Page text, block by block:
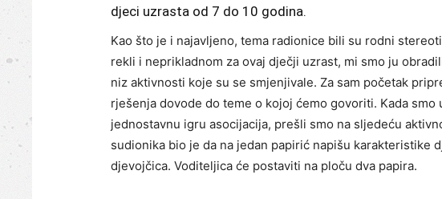
djeci uzrasta od 7 do 10 godina.
Kao što je i najavljeno, tema radionice bili su rodni
rekli i neprikladnom za ovaj dječji uzrast, mi smo ju
niz aktivnosti koje su se smjenjivale. Za sam početak
rješenja dovode do teme o kojoj ćemo govoriti. Kada
jednostavnu igru asocijacija, prešli smo na sljedeću
sudionika bio je da na jedan papirić napišu karakteristike
djevojčica. Voditeljica će postaviti na ploču dva papira.